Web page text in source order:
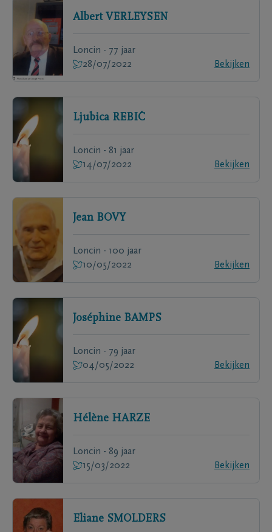
Albert VERLEYSEN
Loncin - 77 jaar
28/07/2022
Bekijken
Ljubica REBIĆ
Loncin - 81 jaar
14/07/2022
Bekijken
Jean BOVY
Loncin - 100 jaar
10/05/2022
Bekijken
Joséphine BAMPS
Loncin - 79 jaar
04/05/2022
Bekijken
Hélène HARZE
Loncin - 89 jaar
15/03/2022
Bekijken
Eliane SMOLDERS